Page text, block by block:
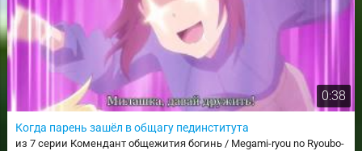
0:38
Когда парень зашёл в общагу пединститута
из 7 серии Комендант общежития богинь / Megami-ryou no Ryoubo-